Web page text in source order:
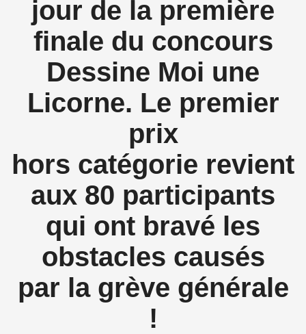
jour de la première
finale du concours
Dessine Moi une
Licorne. Le premier
prix
hors catégorie revient
aux 80 participants
qui ont bravé les
obstacles causés
par la grève générale
!